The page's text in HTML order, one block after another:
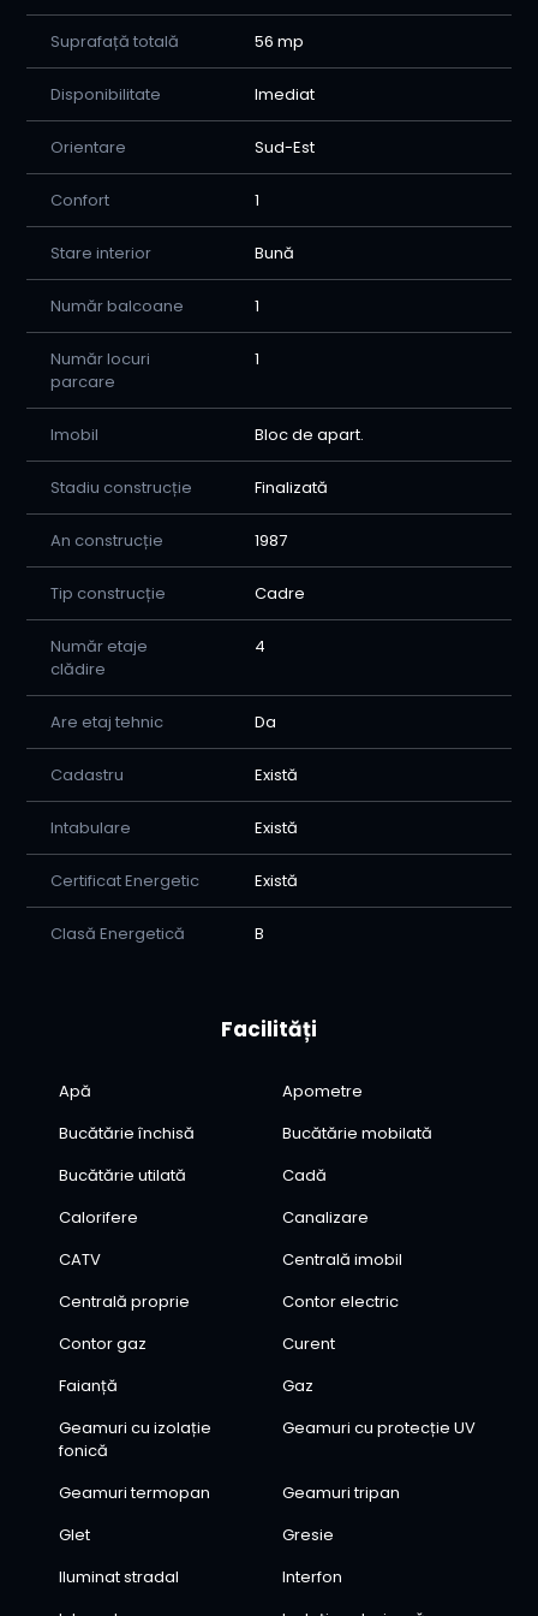
Suprafață totală 56 mp
Disponibilitate Imediat
Orientare Sud-Est
Confort 1
Stare interior Bună
Număr balcoane 1
Număr locuri
parcare
1
Imobil Bloc de apart.
Stadiu construcție Finalizată
An construcție 1987
Tip construcție Cadre
Număr etaje
clădire
4
Are etaj tehnic Da
Cadastru Există
Intabulare Există
Certificat Energetic Există
Clasă Energetică B
Facilități
Apă
Apometre
Bucătărie închisă
Bucătărie mobilată
Bucătărie utilată
Cadă
Calorifere
Canalizare
CATV
Centrală imobil
Centrală proprie
Contor electric
Contor gaz
Curent
Faianță
Gaz
Geamuri cu izolație
fonică
Geamuri cu protecție UV
Geamuri termopan
Geamuri tripan
Glet
Gresie
Iluminat stradal
Interfon